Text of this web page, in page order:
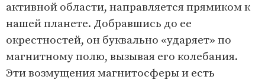
активной области, направляется прямиком к
нашей планете. Добравшись до ее
окрестностей, он буквально «ударяет» по
магнитному полю, вызывая его колебания.
Эти возмущения магнитосферы и есть